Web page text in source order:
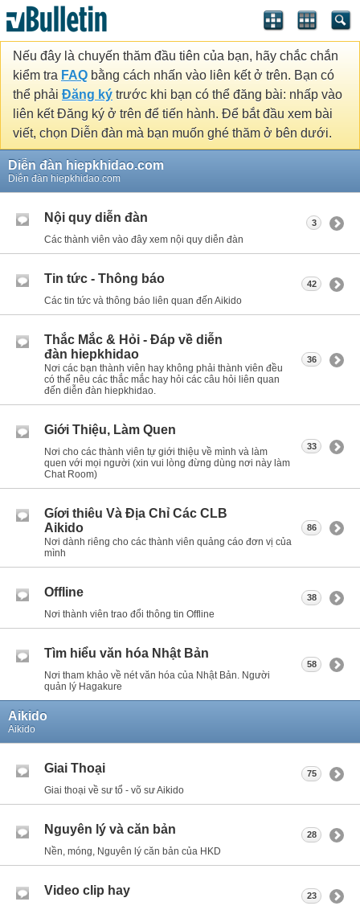
Nếu đây là chuyến thăm đầu tiên của bạn, hãy chắc chắn
kiểm tra FAQ bằng cách nhấn vào liên kết ở trên. Bạn có
thể phải Đăng ký trước khi bạn có thể đăng bài: nhấp vào
liên kết Đăng ký ở trên để tiến hành. Để bắt đầu xem bài
viết, chọn Diễn đàn mà bạn muốn ghé thăm ở bên dưới.
Diễn đàn hiepkhidao.com
Diễn đàn hiepkhidao.com
Nội quy diễn đàn
Các thành viên vào đây xem nội quy diễn đàn
3
Tin tức - Thông báo
Các tin tức và thông báo liên quan đến Aikido
42
Thắc Mắc & Hỏi - Đáp về diễn
đàn hiepkhidao
Nơi các bạn thành viên hay không phải thành viên đều
có thể nêu các thắc mắc hay hỏi các câu hỏi liên quan
đến diễn đàn hiepkhidao.
36
Giới Thiệu, Làm Quen
Nơi cho các thành viên tự giới thiệu về mình và làm
quen với mọi người (xin vui lòng đừng dùng nơi này làm
Chat Room)
33
Gíơi thiêu Và Địa Chỉ Các CLB
Aikido
Nơi dành riêng cho các thành viên quảng cáo đơn vị của
mình
86
Offline
Nơi thành viên trao đổi thông tin Offline
38
Tìm hiểu văn hóa Nhật Bản
Nơi tham khảo về nét văn hóa của Nhật Bản. Người
quản lý Hagakure
58
Aikido
Aikido
Giai Thoại
Giai thoại về sư tổ - võ sư Aikido
75
Nguyên lý và căn bản
Nền, móng, Nguyên lý căn bản của HKD
28
Video clip hay 23